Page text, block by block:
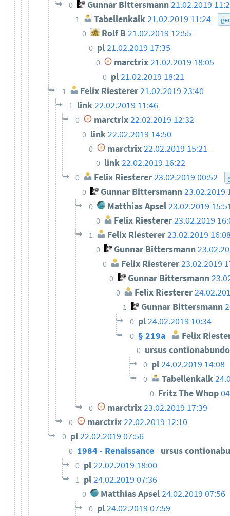
0 Gunnar Bittersmann 21.02.2019
1 Tabellenkalk21.02.2019 11:24
0 Rolf B21.02.2019 12:55
0 pl21.02.2019 17:35
0 marctrix21.02.2019 18:05
0 pl21.02.2019 18:21
1 Felix Riesterer21.02.2019 23:40
1 link22.02.2019 11:46
0 marctrix22.02.2019 12:32
0 link22.02.2019 14:50
0 marctrix22.02.2019 15:21
0 link22.02.2019 16:22
0 Felix Riesterer23.02.2019 00:52
0 Gunnar Bittersmann23.02.2019
0 Matthias Apsel23.02.2019
0 Felix Riesterer23.02.2019
1 Felix Riesterer23.02.2019
0 Gunnar Bittersmann
0 Felix Riesterer 23.02.2019
0 Gunnar Bittersmann
0 Felix Riesterer
1 Gunnar Bittersmann
0 pl24.02.2019 10:34
0 § 219a Felix
0 ursus
0 pl24.02.2019 14:08
0 Tabellenkalk
0 Fritz The Whop
0 marctrix23.02.2019 17:39
0 marctrix 22.02.2019 12:10
0 pl22.02.2019 07:56
0 1984 - Renaissance ursus
0 pl22.02.2019 18:00
1 pl24.02.2019 07:36
0 Matthias Apsel24.02.2019 07:56
0 pl24.02.2019 07:59